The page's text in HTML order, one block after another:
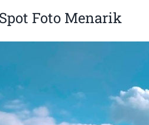
Foto Menarik